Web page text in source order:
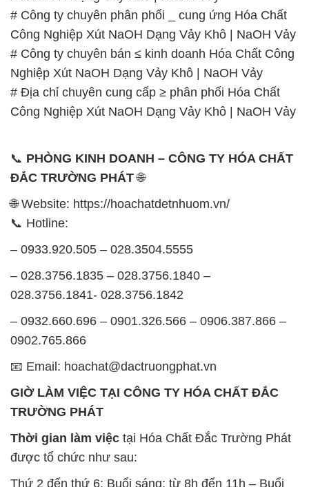
# Địa chỉ chuyên cung cấp ≥ phân phối Hóa Chất
Công Nghiệp Xút NaOH Dạng Vảy Khô | NaOH Vảy
📞PHÒNG KINH DOANH – CÔNG TY HÓA CHẤT
ĐẮC TRƯỜNG PHÁT 🌐
🌐 Website: https://hoachatdetnhuom.vn/
– 0933.920.505 – 028.3504.5555
028.3756.1841- 028.3756.1842
0902.765.866
📧 Email: hoachat@dactruongphat.vn
TRƯỜNG PHÁT
được tổ chức như sau:
Thứ 2 đến thứ 6: Buổi sáng: từ 8h đến 11h – Buổi
chiều: từ 12h30 đến 17h
Thứ 7: Buổi sáng: từ 8h đến 11h – Buổi chiều: từ
12h30 đến 16h